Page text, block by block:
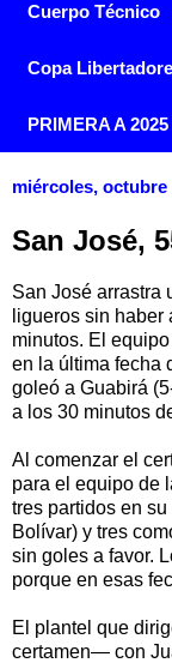
Cuerpo Técnico
Copa
PRIMERA A 2025
miércoles, octubre
San José,
San José arrastra
ligueros sin
minutos. El
en la última fecha
goleó a Guabirá
a los 30 minutos
Al comenzar el
para el equipo de
tres partidos en
Bolívar) y tres
sin goles a favor.
porque en esas
El plantel que
certamen— con